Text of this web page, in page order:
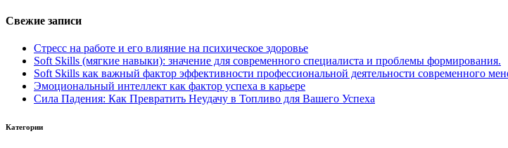
Свежие записи
Стресс на работе и его влияние на психическое здоровье
Soft Skills (мягкие навыки): значение для современного специалиста и проблемы формирования.
Soft Skills как важный фактор эффективности профессиональной деятельности современного
Эмоциональный интеллект как фактор успеха в карьере
Сила Падения: Как Превратить Неудачу в Топливо для Вашего Успеха
Категории